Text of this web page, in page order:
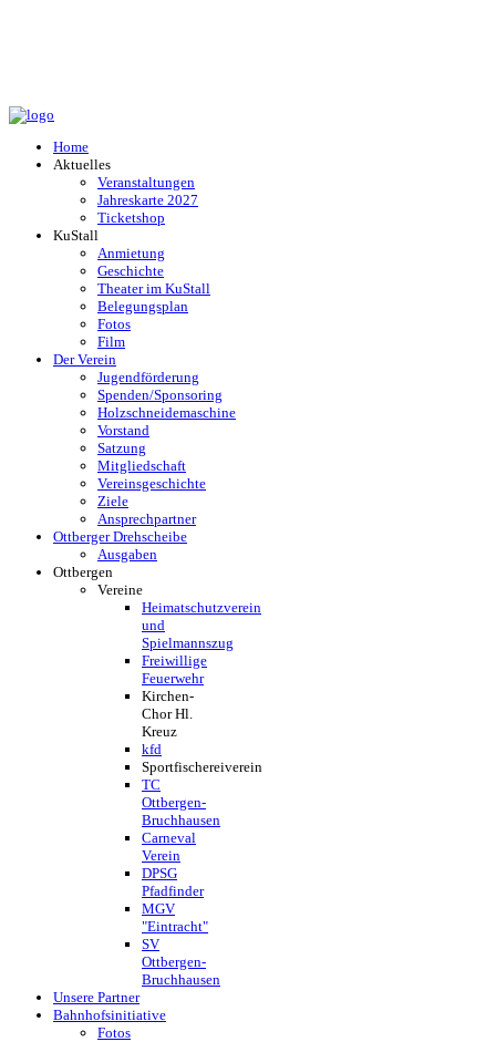
Home
Aktuelles
Veranstaltungen
Jahreskarte 2027
Ticketshop
KuStall
Anmietung
Geschichte
Theater im KuStall
Belegungsplan
Fotos
Film
Der Verein
Jugendförderung
Spenden/Sponsoring
Holzschneidemaschine
Vorstand
Satzung
Mitgliedschaft
Vereinsgeschichte
Ziele
Ansprechpartner
Ottberger Drehscheibe
Ausgaben
Ottbergen
Vereine
Heimatschutzverein
und
Spielmannszug
Freiwillige
Feuerwehr
Kirchen-
Chor Hl.
Kreuz
kfd
Sportfischereiverein
TC
Ottbergen-
Bruchhausen
Carneval
Verein
DPSG
Pfadfinder
MGV
"Eintracht"
SV
Ottbergen-
Bruchhausen
Unsere Partner
Bahnhofsinitiative
Fotos